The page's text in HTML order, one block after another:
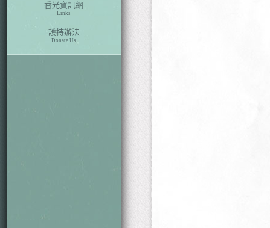
香光資訊網
Links
護持辦法
Donate Us